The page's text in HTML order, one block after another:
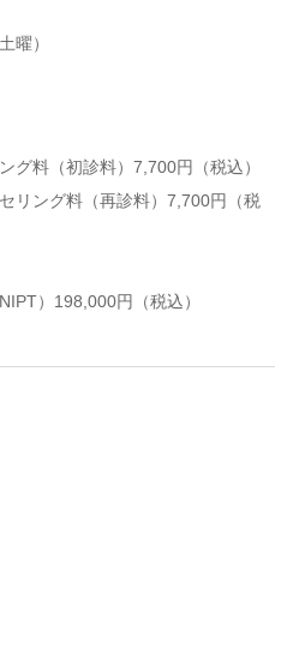
曜）
グ料（初診料）7,700円（税込）
リング料（再診料）7,700円（税
）198,000円（税込）